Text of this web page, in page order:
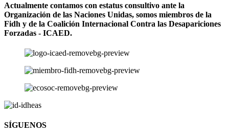
Actualmente contamos con estatus consultivo ante la
Organización de las Naciones Unidas, somos miembros de la
Fidh y de la Coalición Internacional Contra las Desapariciones
Forzadas - ICAED.
SÍGUENOS